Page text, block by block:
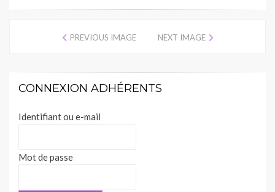
PREVIOUS IMAGE NEXT IMAGE
CONNEXION ADHÉRENTS
Identifiant ou e-mail
Mot de passe